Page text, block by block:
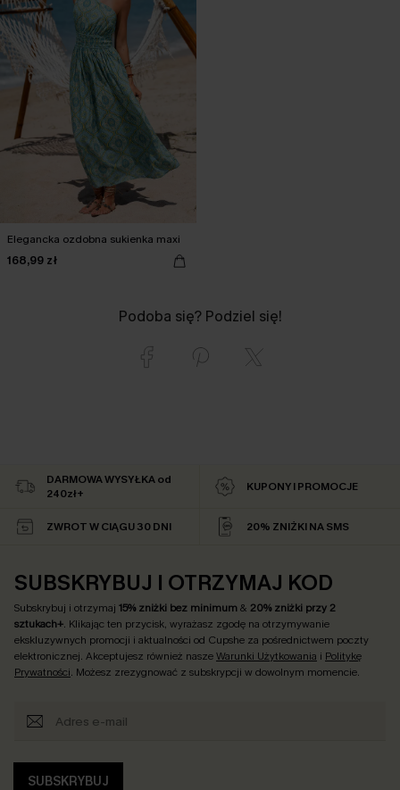
Elegancka ozdobna sukienka maxi
168,99 zł
Podoba się? Podziel się!
DARMOWA WYSYŁKA od
240zł+
KUPONY I PROMOCJE
ZWROT W CIĄGU 30 DNI 20% ZNIŻKI NA SMS
SUBSKRYBUJ I OTRZYMAJ KOD
Subskrybuj i otrzymaj 15% zniżki bez minimum& 20% zniżki przy 2
sztukach+. Klikając ten przycisk, wyrażasz zgodę na otrzymywanie
ekskluzywnych promocji i aktualności od Cupshe za pośrednictwem poczty
elektronicznej. Akceptujesz również naszeWarunki Użytkowania i Politykę
Prywatności. Możesz zrezygnować z subskrypcji w dowolnym momencie.
SUBSKRYBUJ